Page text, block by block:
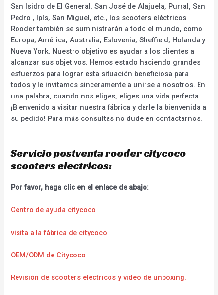
San Isidro de El General, San José de Alajuela, Purral, San
Pedro , Ipís, San Miguel, etc., los scooters eléctricos
Rooder también se suministrarán a todo el mundo, como
Europa, América, Australia, Eslovenia, Sheffield, Holanda y
Nueva York. Nuestro objetivo es ayudar a los clientes a
alcanzar sus objetivos. Hemos estado haciendo grandes
esfuerzos para lograr esta situación beneficiosa para
todos y le invitamos sinceramente a unirse a nosotros. En
una palabra, cuando nos eliges, eliges una vida perfecta.
¡Bienvenido a visitar nuestra fábrica y darle la bienvenida a
su pedido! Para más consultas no dude en contactarnos.
Servicio postventa rooder citycoco
scooters electricos:
Por favor, haga clic en el enlace de abajo:
Centro de ayuda citycoco
visita a la fábrica de citycoco
OEM/ODM de Citycoco
Revisión de scooters eléctricos y video de unboxing.